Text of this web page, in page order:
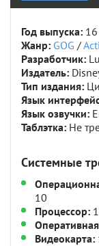
Год выпуска:
Жанр: GOG /
Разработчик:
Издатель:
Тип издания:
Язык
Язык озвучки:
Таблэтка: Не
Системные
10
Процессор:
Видеокарта: